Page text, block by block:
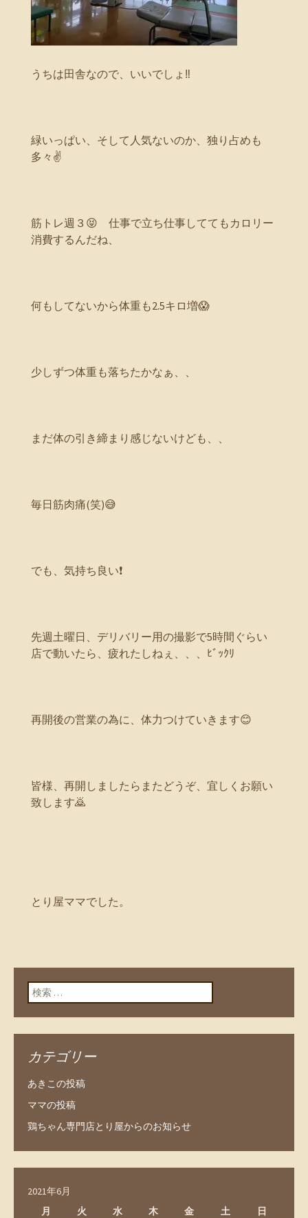
うちは田舎なので、いいでしょ‼️
緑いっぱい、そして人気ないのか、独り占めも
多々✌️
筋トレ週３😝 仕事で立ち仕事しててもカロリー
消費するんだね、
何もしてないから体重も2.5キロ増😱
少しずつ体重も落ちたかなぁ、、
まだ体の引き締まり感じないけども、、
毎日筋肉痛(笑)😅
でも、気持ち良い❗
先週土曜日、デリバリー用の撮影で5時間ぐらい
店で動いたら、疲れたしねぇ、、、ﾋﾞｯｸﾘ
再開後の営業の為に、体力つけていきます😊
皆様、再開しましたらまたどうぞ、宜しくお願い
致します🙇
とり屋ママでした。
検索:
カテゴリー
あきこの投稿
ママの投稿
鶏ちゃん専門店とり屋からのお知らせ
2021年6月
月
火 水 木 金 土 日